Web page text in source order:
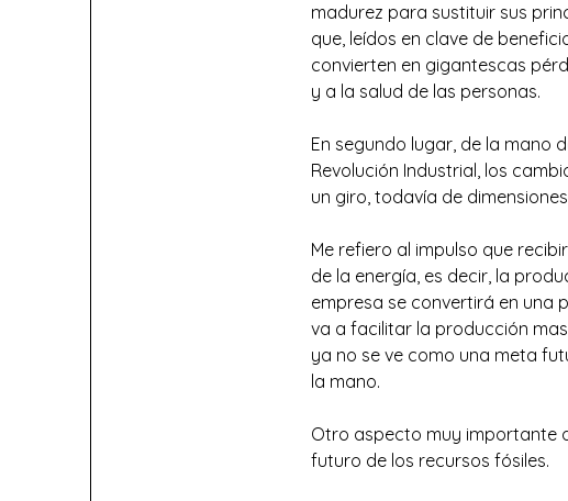
madurez para sustituir sus
que, leídos en clave de
convierten en gigantescas
y a la salud de las personas.
En segundo lugar, de la mano
Revolución Industrial, los
un giro, todavía de
Me refiero al impulso que
de la energía, es decir, la
empresa se convertirá en una
va a facilitar la producción
ya no se ve como una meta
la mano.
Otro aspecto muy importante
futuro de los recursos fósiles.